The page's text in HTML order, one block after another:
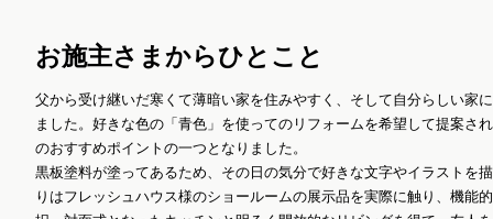
お施主さまからひとこと
父から受け継いだ寒くて薄暗い家を住みやすく、そして自分らしい家
ました。好きな色の「青色」を使ってのリフォームを希望して提案さ
のおすすめポイントの一つとなりました。
黒板塗料が塗ってあるため、その日の気分で好きな文字やイラストを
りはフレッシュハウス様のショールームの展示品を実際に触り、機能